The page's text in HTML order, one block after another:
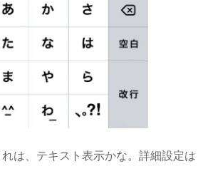
は、テキスト表示かな。詳細設定は